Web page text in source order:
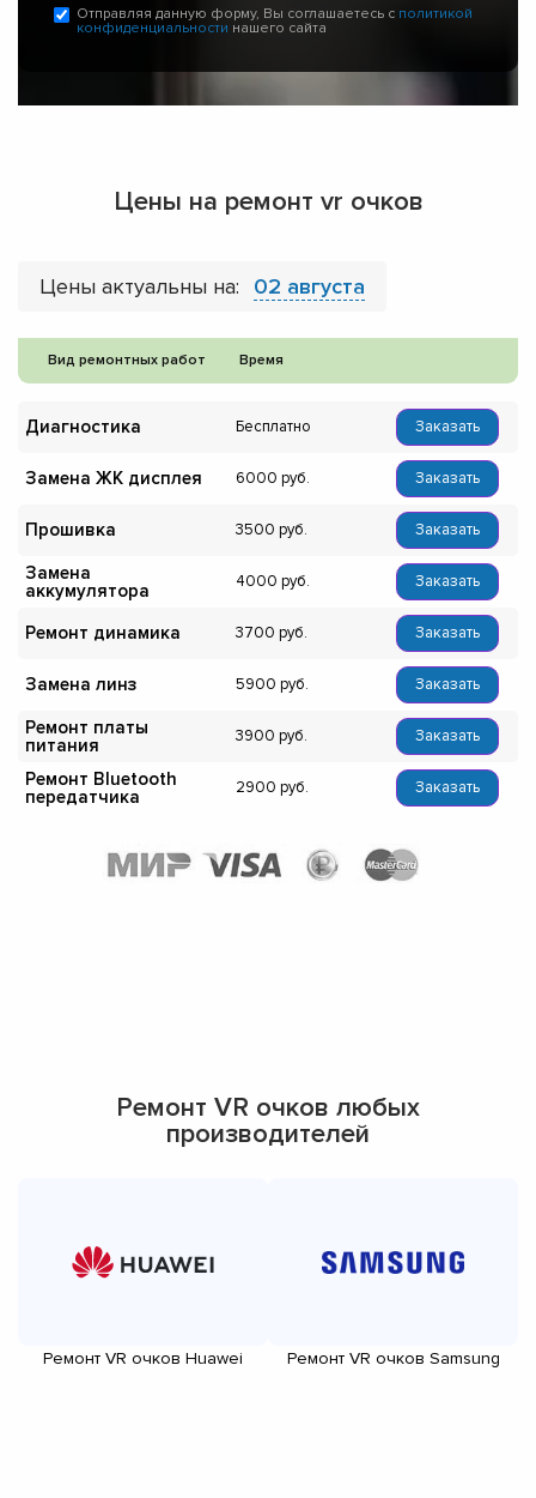
Отправляя данную форму, Вы соглашаетесь с политикой
конфиденциальности нашего сайта
Цены на ремонт vr очков
Цены актуальны на: 02 августа
Вид ремонтных работ Время
Диагностика Бесплатно Заказать
Замена ЖК дисплея 6000 Заказать
Прошивка 3500 Заказать
Замена
аккумулятора
4000 Заказать
Ремонт динамика 3700 Заказать
Замена линз 5900 Заказать
Ремонт платы
питания
3900 Заказать
Ремонт Bluetooth
передатчика
2900 Заказать
Ремонт VR очков любых
производителей
Ремонт VR очков Huawei Ремонт VR очков Samsung